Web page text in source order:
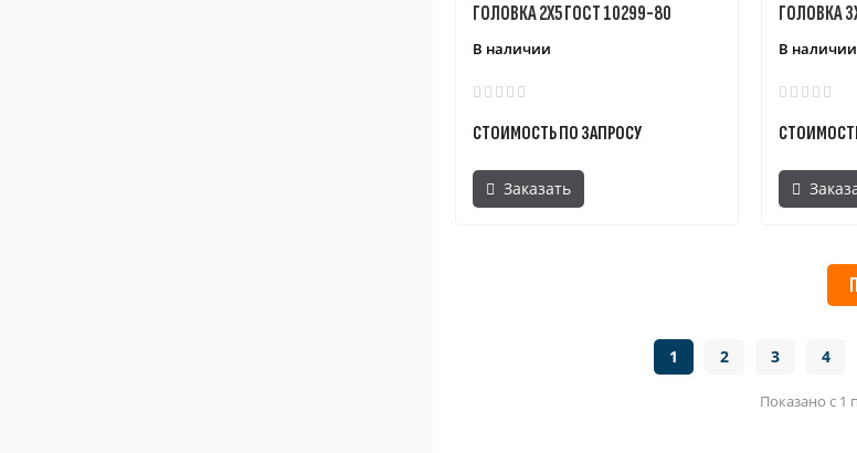
ГОЛОВКА 2X5 ГОСТ 10299-80
В наличии
СТОИМОСТЬ ПО ЗАПРОСУ
Заказать
ГОЛОВКА
В наличии
1 2 3 4
Показано с 1